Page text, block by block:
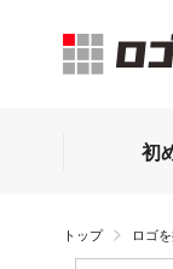
初
トップ ロゴ